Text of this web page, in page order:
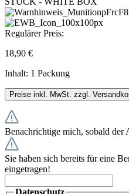
Regulärer Preis:
18,90 €
Inhalt: 1 Packung
Preise inkl. MwSt. zzgl.
Benachrichtige mich, sobald der
Sie haben sich bereits für eine
eingetragen!
Datenschutz